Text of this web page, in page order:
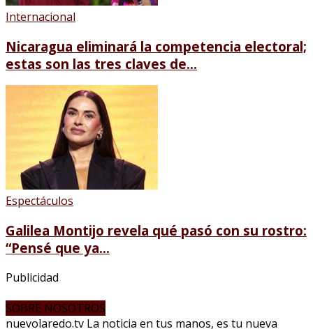
Internacional
Nicaragua eliminará la competencia electoral;
estas son las tres claves de...
Espectáculos
Galilea Montijo revela qué pasó con su rostro:
“Pensé que ya...
Publicidad
SOBRE NOSOTROS
nuevolaredo.tv La noticia en tus manos, es tu nueva